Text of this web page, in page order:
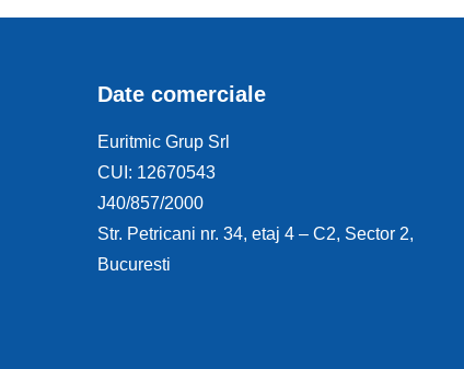
Date comerciale
Euritmic Grup Srl
CUI: 12670543
J40/857/2000
Str. Petricani nr. 34, etaj 4 – C2, Sector 2,
Bucuresti